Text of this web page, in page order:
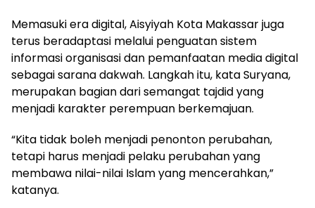
Memasuki era digital, Aisyiyah Kota Makassar juga
terus beradaptasi melalui penguatan sistem
informasi organisasi dan pemanfaatan media digital
sebagai sarana dakwah. Langkah itu, kata Suryana,
merupakan bagian dari semangat tajdid yang
menjadi karakter perempuan berkemajuan.
“Kita tidak boleh menjadi penonton perubahan,
tetapi harus menjadi pelaku perubahan yang
membawa nilai-nilai Islam yang mencerahkan,”
katanya.